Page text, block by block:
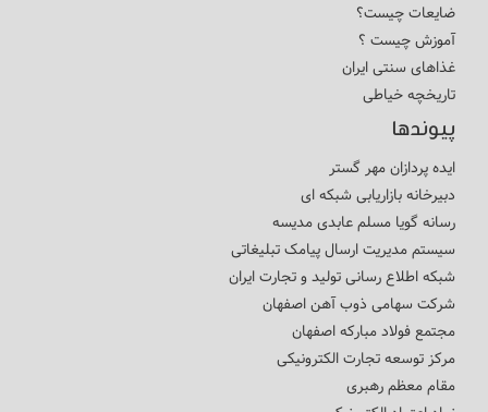
ضایعات چیست؟
آموزش چیست ؟
غذاهای سنتی ایران
تاریخچه خیاطی
پیوندها
ایده پردازان مهر گستر
دبیرخانه بازاریابی شبکه ای
رسانه گویا مسلم عابدی مدیسه
سیستم مدیریت ارسال پیامک تبلیغاتی
شبکه اطلاع رسانی تولید و تجارت ایران
شرکت سهامی ذوب آهن اصفهان
مجتمع فولاد مبارکه اصفهان
مرکز توسعه تجارت الکترونیکی
مقام معظم رهبری